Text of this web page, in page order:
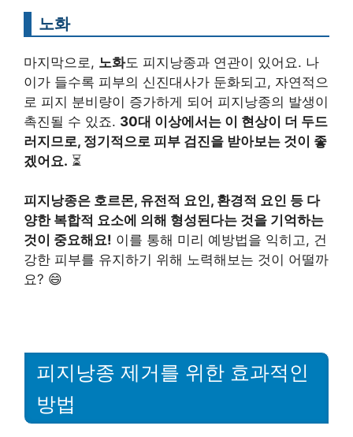
노화
마지막으로, 노화도 피지낭종과 연관이 있어요. 나
이가 들수록 피부의 신진대사가 둔화되고, 자연적으
로 피지 분비량이 증가하게 되어 피지낭종의 발생이
촉진될 수 있죠. 30대 이상에서는 이 현상이 더 두드
러지므로, 정기적으로 피부 검진을 받아보는 것이 좋
겠어요. ⏳
피지낭종은 호르몬, 유전적 요인, 환경적 요인 등 다
양한 복합적 요소에 의해 형성된다는 것을 기억하는
것이 중요해요! 이를 통해 미리 예방법을 익히고, 건
강한 피부를 유지하기 위해 노력해보는 것이 어떨까
요? 😄
피지낭종 제거를 위한 효과적인
방법